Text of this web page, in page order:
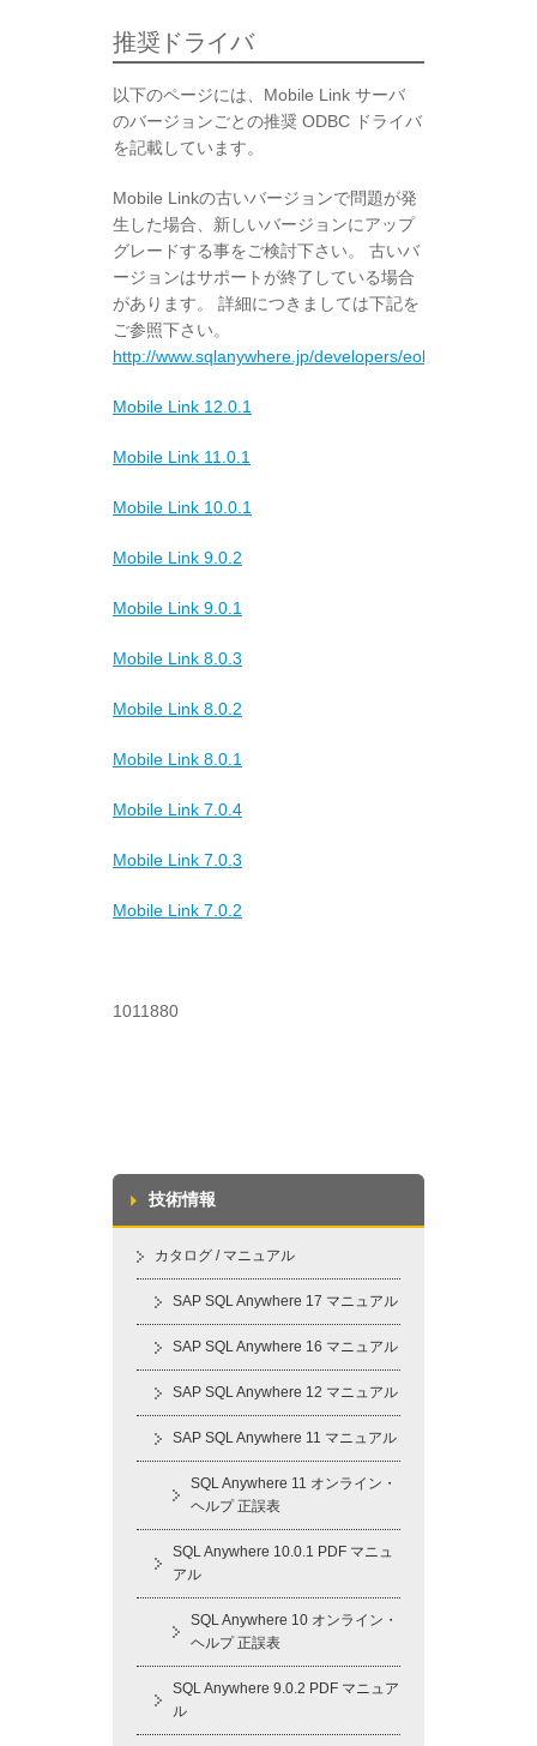
推奨ドライバ
以下のページには、Mobile Link サーバ
のバージョンごとの推奨 ODBC ドライバ
を記載しています。
Mobile Linkの古いバージョンで問題が発
生した場合、新しいバージョンにアップ
グレードする事をご検討下さい。 古いバ
ージョンはサポートが終了している場合
があります。 詳細につきましては下記を
ご参照下さい。
http://www.sqlanywhere.jp/developers/eol
Mobile Link 12.0.1
Mobile Link 11.0.1
Mobile Link 10.0.1
Mobile Link 9.0.2
Mobile Link 9.0.1
Mobile Link 8.0.3
Mobile Link 8.0.2
Mobile Link 8.0.1
Mobile Link 7.0.4
Mobile Link 7.0.3
Mobile Link 7.0.2
1011880
技術情報
カタログ / マニュアル
SAP SQL Anywhere 17 マニュアル
SAP SQL Anywhere 16 マニュアル
SAP SQL Anywhere 12 マニュアル
SAP SQL Anywhere 11 マニュアル
SQL Anywhere 11 オンライン・
ヘルプ 正誤表
SQL Anywhere 10.0.1 PDF マニュ
アル
SQL Anywhere 10 オンライン・
ヘルプ 正誤表
SQL Anywhere 9.0.2 PDF マニュア
ル